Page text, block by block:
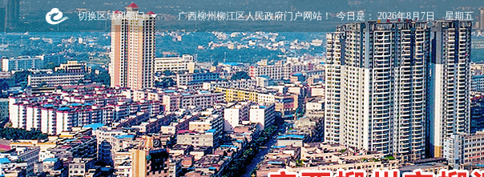
切换区域和部门 广西柳州柳江区人民政府门户网站！ 今日是：2026年8月7日 星期五